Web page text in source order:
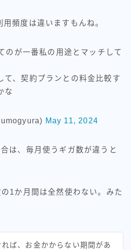
頻度は違いますもんね。
のが一番私の用途とマッチして
て、契約プランとの料金比較す
な
May 11, 2024
は、毎月使うギガ数が違うと
1か月間は全然使わない。みた
ば、お金かからない期間があ